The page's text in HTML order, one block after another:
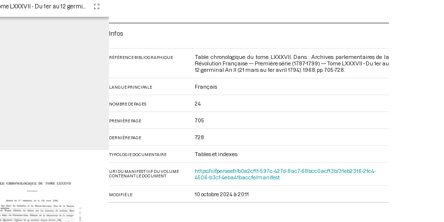
Infos
RÉFÉRENCE BIBLIOGRAPHIQUE
Table chronologique du tome LXXXVII. Dans : Archives parlementaires de la
Révolution Française — Première série (1787-1799) — Tome LXXXVII - Du 1er au
12 germinal An II (21 mars au 1er avril 1794) . 1968. pp. 705-728.
LANGUE PRINCIPALE Français
NOMBRE DE PAGES 24
PREMIÈRE PAGE 705
DERNIÈRE PAGE 728
TYPOLOGIE DOCUMENTAIRE Tables et indexes
URI DU MANIFEST IIIF DU VOLUME
CONTENANT LE DOCUMENT
https://iiif.persee.fr/b0e2cf11-597c-427d-8ac7-68bcc0acf13b/31eb2316-21c4-
4506-b3cf-4eba41baccfe/manifest
MODIFIÉ LE 10 octobre 2024 à 20:11